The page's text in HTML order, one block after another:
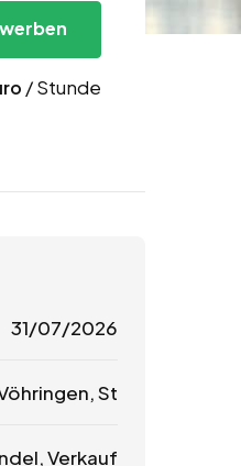
/ Stunde
31/07/2026
St
Verkauf